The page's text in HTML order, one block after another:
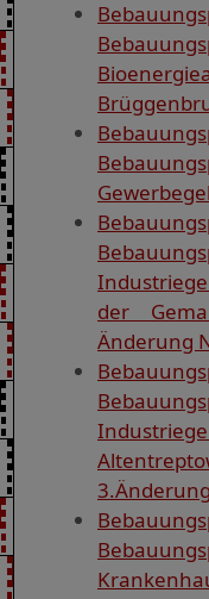
der
Änderung